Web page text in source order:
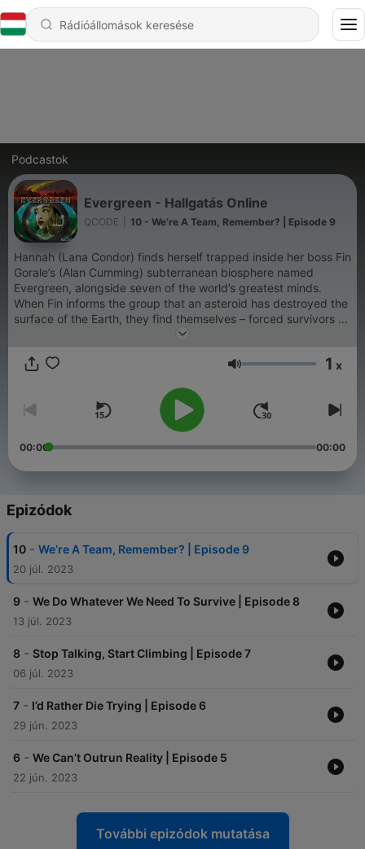
Podcastok
Evergreen - Hallgatás Online
QCODE 10 - We’re A Team, Remember? | Episode 9
Hannah (Lana Condor) finds herself trapped inside her boss Fin
Gorale’s (Alan Cumming) subterranean biosphere named
Evergreen, alongside seven of the world’s greatest minds.
When Fin informs the group that an asteroid has destroyed the
surface of the Earth, they find themselves – forced survivors –
tasked with rebuilding society. As our characters vie for control
villains. But when Hannah discovers that Evergreen is
to fix Fin’s creation before the utopia that was meant to save
them.. kills them? Created by Chloe Stearns and John Wynn
(Last Known Position), Evergreen is a 9-episode psychological
sci-fi thriller rooted in ego, deceit and the power of choice.
Hangerő 1 x
00:00 00:00
Epizódok
10 - We’re A Team, Remember? | Episode 9
20 júl. 2023
9 - We Do Whatever We Need To Survive | Episode 8
13 júl. 2023
8 - Stop Talking, Start Climbing | Episode 7
06 júl. 2023
7 - I’d Rather Die Trying | Episode 6
29 jún. 2023
6 - We Can’t Outrun Reality | Episode 5
22 jún. 2023
További epizódok mutatása